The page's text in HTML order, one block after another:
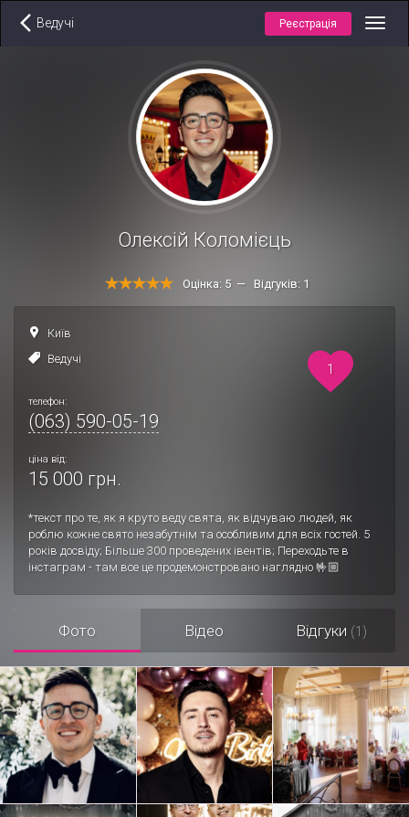
Ведучі Реєстрація
Олексій Коломієць
Оцінка: 5 — Відгуків: 1
Київ
Ведучі
телефон:
(063) 590-05-19
ціна від:
15 000 грн.
*текст про те, як я круто веду свята, як відчуваю людей, як
роблю кожне свято незабутнім та особливим для всіх гостей. 5
років досвіду; Більше 300 проведених івентів; Переходьте в
інстаграм - там все це продемонстровано наглядно 🤟🏼
1
Фото Відео Відгуки (1)